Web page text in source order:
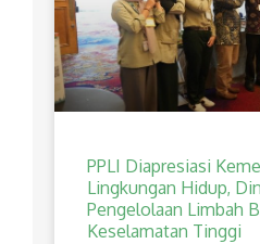
PPLI Diapresiasi
Lingkungan Hidup,
Pengelolaan Limbah
Keselamatan Tinggi